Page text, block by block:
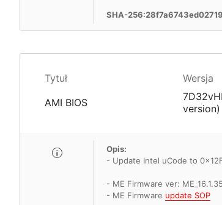
SHA-
Tytuł Wersja
AMI BIOS
version)
Opis:
- Update Intel uCode to
- ME Firmware ver:
- ME Firmware update SOP